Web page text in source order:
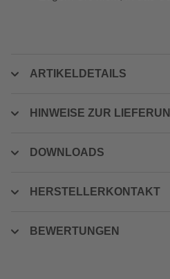
ARTIKELDETAILS
HINWEISE ZUR
DOWNLOADS
HERSTELLERKONTAKT
BEWERTUNGEN